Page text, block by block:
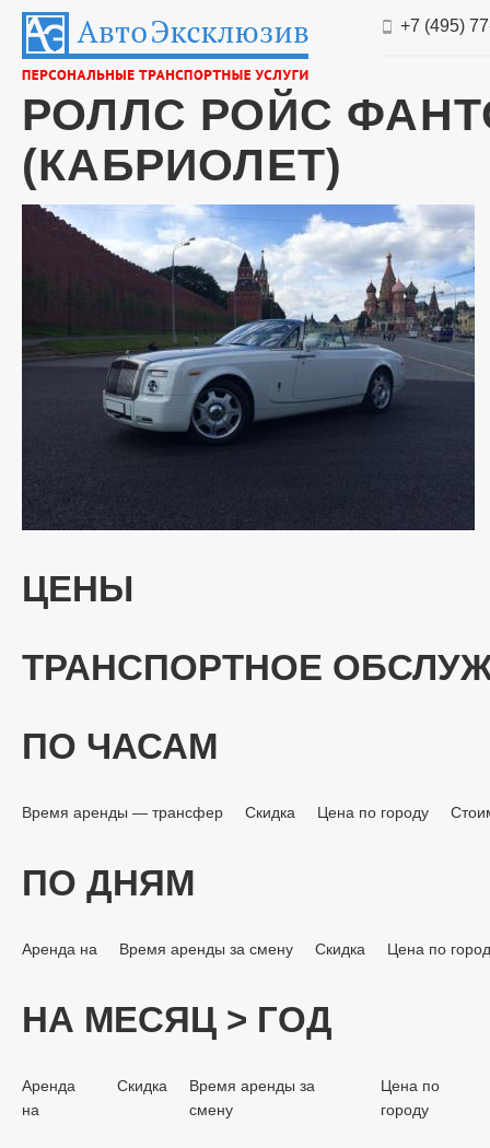
+7 (495)
РОЛЛС РОЙС
(КАБРИОЛЕТ)
ЦЕНЫ
ТРАНСПОРТНОЕ
ПО ЧАСАМ
Время аренды — трансфер Скидка Цена по городу
ПО ДНЯМ
Аренда на Время аренды за смену Скидка Цена по
НА МЕСЯЦ > ГОД
Аренда
на
Скидка
Время аренды за
смену
Цена по
городу